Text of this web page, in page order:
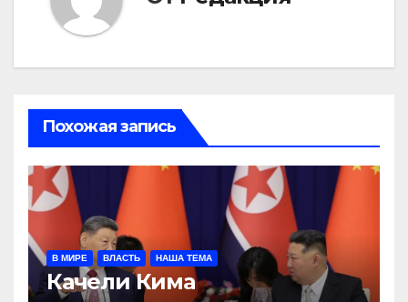
Похожая запись
В МИРЕ ВЛАСТЬ НАША ТЕМА
Качели Кима